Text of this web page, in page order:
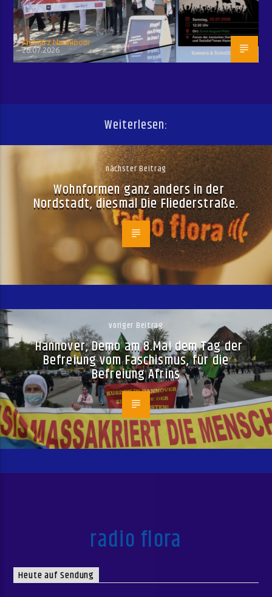
Kiumarz Naghipour
26.07.2026
Weiterlesen:
nächster Beitrag
Wohnformen ganz anders in der
Nordstadt, diesmal Die Fliederstraße.
voriger Beitrag
Hannover, Demo am 8.Mai dem Tag der
Befreiung vom Faschismus, für die
Befreiung Afrins
radio flora
Heute auf Sendung